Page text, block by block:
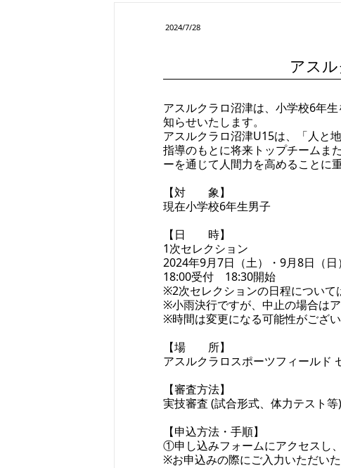
2024/7/28
アス
アスルクラロ沼津は、小学校6年
知らせいたします。
アスルクラロ沼津U15は、「人と
指導のもとに将来トップチームま
ーを通じて人間力を高めることに
【対 象】
現在小学校6年生男子
【日 時】
1次セレクション
2024年9月7日（土）・9月8日（日
18:00受付 18:30開始
※2次セレクションの日程につい
※小雨決行ですが、中止の場合は
※時間は変更になる可能性がござい
【場 所】
アスルクラロスポーツフィールド
【審査方法】
実技審査 (試合形式、体力テスト等)
【申込方法・手順】
①申し込みフォームにアクセスし
※お申込みの際にご入力いただい